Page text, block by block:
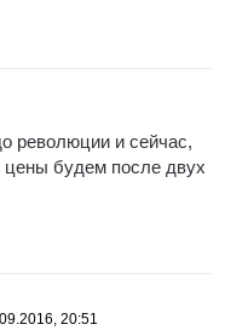
революции и сейчас,
цены будем после двух
20:51